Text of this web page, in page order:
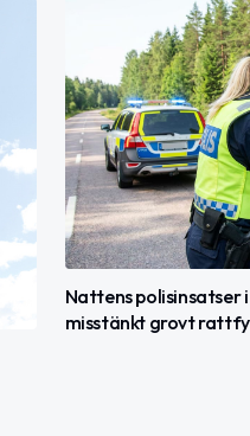
Nattens polisinsatser
misstänkt grovt